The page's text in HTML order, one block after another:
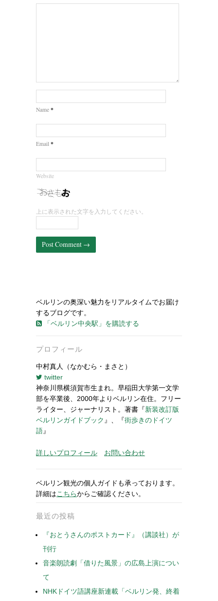
Name *
Email *
Website
上に表示された文字を入力してください。
ベルリンの奥深い魅力をリアルタイムでお届け
するブログです。
「ベルリン中央駅」を購読する
プロフィール
中村真人（なかむら・まさと）
twitter
神奈川県横須賀市生まれ。早稲田大学第一文学
部を卒業後、2000年よりベルリン在住。フリー
ライター、ジャーナリスト。著書『新装改訂版
ベルリンガイドブック』、『街歩きのドイツ
語』
詳しいプロフィール お問い合わせ
ベルリン観光の個人ガイドも承っております。
詳細はこちらからご確認ください。
最近の投稿
『おとうさんのポストカード』（講談社）が
刊行
音楽朗読劇「借りた風景」の広島上演につい
て
NHKドイツ語講座新連載「ベルリン発、終着